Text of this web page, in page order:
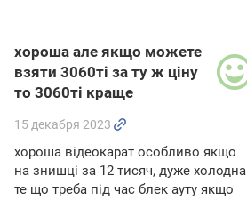
хороша але якщо можете
взяти 3060ті за ту ж ціну
то 3060ті краще
15 декабря 2023
хороша відеокарат особливо якщо
на знишці за 12 тисяч, дуже холодна
те що треба під час блек ауту якщо